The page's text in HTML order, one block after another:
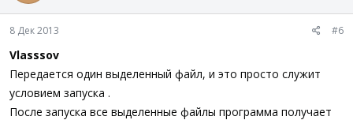
8 Дек 2013 #6
Vlasssov
Передается один выделенный файл, и это просто служит
условием запуска .
После запуска все выделенные файлы программа получает